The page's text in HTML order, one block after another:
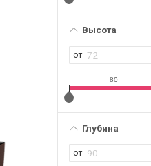
Высота
80
Глубина